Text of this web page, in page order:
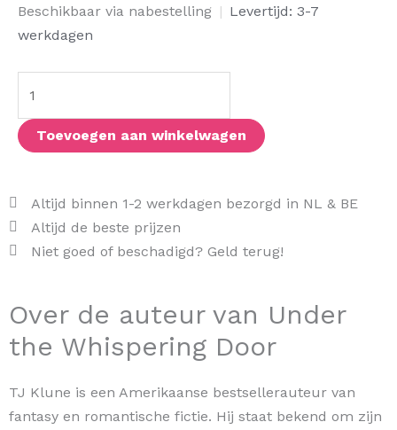
Beschikbaar via nabestelling | Levertijd: 3-7
werkdagen
Under
the
aantal
Toevoegen aan winkelwagen
Altijd binnen 1-2 werkdagen bezorgd in NL & BE
Altijd de beste prijzen
Niet goed of beschadigd? Geld terug!
Over de auteur van Under
the Whispering Door
TJ Klune is een Amerikaanse bestsellerauteur van
fantasy en romantische fictie. Hij staat bekend om zijn